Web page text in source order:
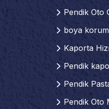
Pendik Oto
boya
Kaporta
Pendik
Pendik
Pendik Oto